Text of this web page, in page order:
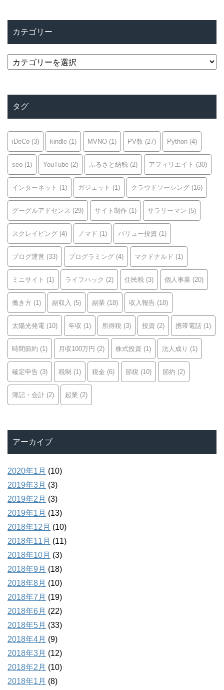
カテゴリー
カ
タグ
iDeCo (3) kindle (1) MVNO (1) PV数 (27) Python (4)
seo (1) YouTube (2) ふるさと納税 (2) アフィリエイト (30)
インターネット (1) ガジェット (1) クラウドソーシング (16)
グーグルアドセンス (29) サイト制作 (1) サラリーマン (5)
スクレイピング (4) ノマド (1) バリュー投資 (1)
ブログ運営 (33) プログラミング (4) マクドナルド (1)
ミニサイト (1) ライフハック (2) 住民税 (3) 個人事業 (20)
働き方 (1) 副収入 (5) 副業 (18) 収入報告 (18)
太陽光発電 (10) 年収 (1) 所得税 (3) 投資 (2) 携帯電話 (1)
時間節約 (1) 月収100万円 (2) 株式投資 (1) 法人成り (1)
確定申告 (3) 税制 (1) 税金 (6) 節税 (10) 節約 (2)
簿記・会計 (2) 起業 (2)
アーカイブ
2020年1月 (10)
2019年3月 (3)
2019年2月 (3)
2019年1月 (13)
2018年12月 (10)
2018年11月 (11)
2018年10月 (3)
2018年9月 (18)
2018年8月 (10)
2018年7月 (19)
2018年6月 (22)
2018年5月 (33)
2018年4月 (9)
2018年3月 (12)
2018年2月 (10)
2018年1月 (8)